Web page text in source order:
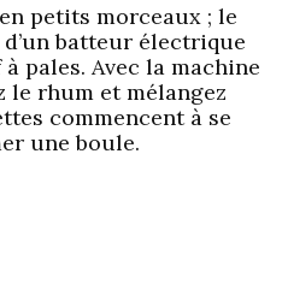
petits morceaux ; le
batteur électrique
pales. Avec la machine
le rhum et mélangez
commencent à se
une boule.